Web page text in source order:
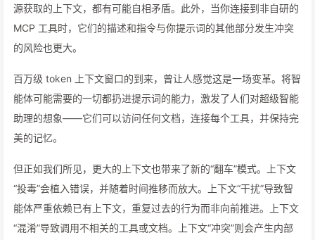
源获取的上下文，都有可能自相矛盾。此外，当你连接到非自研的
MCP 工具时，它们的描述和指令与你提示词的其他部分发生冲突
的风险也更大。
百万级 token 上下文窗口的到来，曾让人感觉这是一场变革。将智
能体可能需要的一切都扔进提示词的能力，激发了人们对超级智能
助理的想象——它们可以访问任何文档，连接每个工具，并保持完
美的记忆。
但正如我们所见，更大的上下文也带来了新的“翻车”模式。上下文
“投毒”会植入错误，并随着时间推移而放大。上下文“干扰”导致智
能体严重依赖已有上下文，重复过去的行为而非向前推进。上下文
“混淆”导致调用不相关的工具或文档。上下文“冲突”则会产生内部